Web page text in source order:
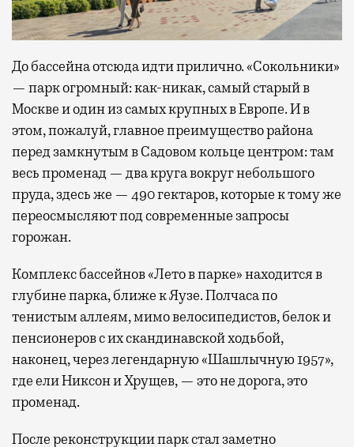
До бассейна отсюда идти прилично. «Сокольники»
— парк огромный: как-никак, самый старый в
Москве и один из самых крупных в Европе. И в
этом, пожалуй, главное преимущество района
перед замкнутым в Садовом кольце центром: там
весь променад — два круга вокруг небольшого
пруда, здесь же — 490 гектаров, которые к тому же
переосмысляют под современные запросы
горожан.
Комплекс бассейнов «Лето в парке» находится в
глубине парка, ближе к Яузе. Полчаса по
тенистым аллеям, мимо велосипедистов, белок и
пенсионеров с их скандинавской ходьбой,
наконец, через легендарную «Шашлычную 1957»,
где ели Никсон и Хрущев, — это не дорога, это
променад.
После реконструкции парк стал заметно